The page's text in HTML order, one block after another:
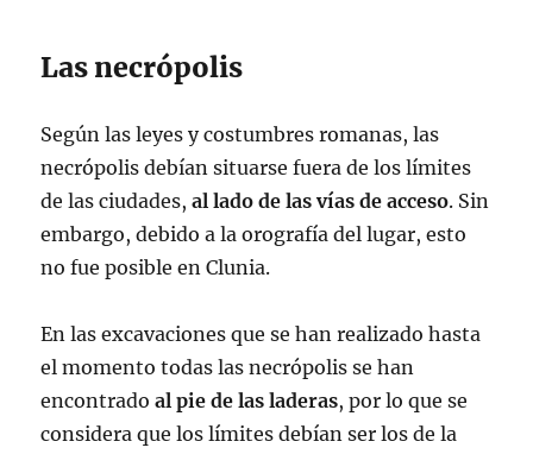
Las necrópolis
Según las leyes y costumbres romanas, las
necrópolis debían situarse fuera de los límites
de las ciudades,al lado de las vías de acceso. Sin
embargo, debido a la orografía del lugar, esto
no fue posible en Clunia.
En las excavaciones que se han realizado hasta
el momento todas las necrópolis se han
encontradoal pie de las laderas, por lo que se
considera que los límites debían ser los de la